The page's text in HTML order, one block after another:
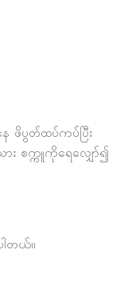
ဖိပွတ်ထပ်ကပ်ပြီး
း စက္ကူကိုရေလျှော်၍
တယ်၊၊